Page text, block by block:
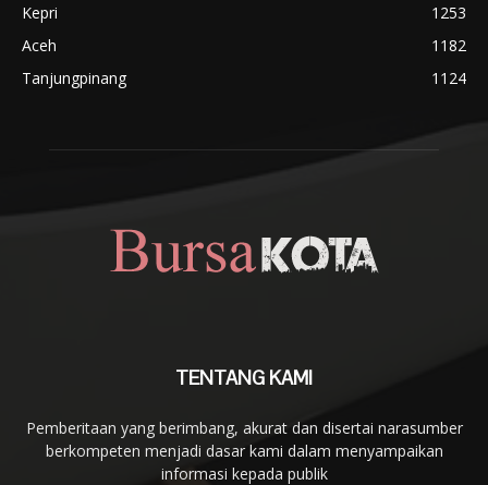
Kepri
1253
Aceh
1182
Tanjungpinang
1124
TENTANG KAMI
Pemberitaan yang berimbang, akurat dan disertai narasumber
berkompeten menjadi dasar kami dalam menyampaikan
informasi kepada publik